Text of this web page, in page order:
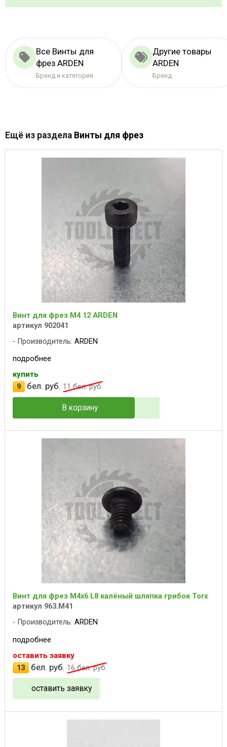
Все Винты для
фрез ARDEN
Бренд и категория
Другие товары
ARDEN
Бренд
Ещё из раздела Винты для фрез
Винт для фрез M4 12 ARDEN
артикул 902041
Производитель: ARDEN
подробнее
купить
9
бел. руб. 11 бел. руб.
В корзину
Винт для фрез M4x6 L8 калёный шляпка грибок Torx
артикул 963.M41
Производитель: ARDEN
подробнее
оставить заявку
13
бел. руб. 16бел. руб.
оставить заявку